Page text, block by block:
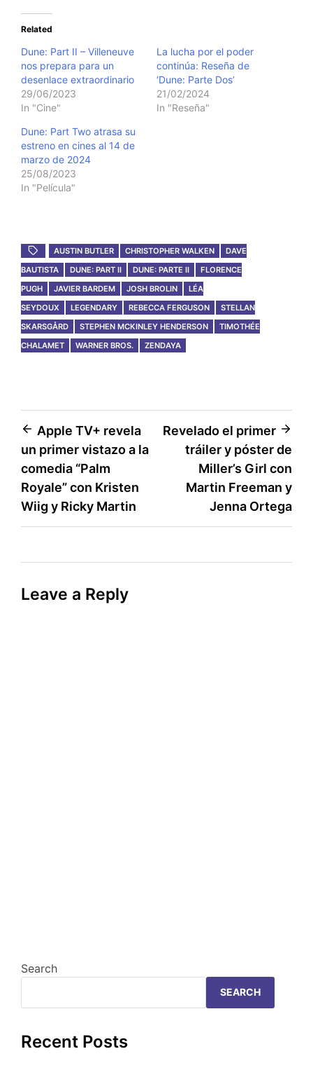
Related
Dune: Part II – Villeneuve
nos prepara para un
desenlace extraordinario
29/06/2023
In "Cine"
La lucha por el poder
continúa: Reseña de
‘Dune: Parte Dos’
21/02/2024
In "Reseña"
Dune: Part Two atrasa su
estreno en cines al 14 de
marzo de 2024
25/08/2023
In "Película"
AUSTIN BUTLER CHRISTOPHER WALKEN
DAVE
BAUTISTA
DUNE: PART II DUNE: PARTE II
FLORENCE
PUGH
JAVIER BARDEM JOSH BROLIN
LÉA
SEYDOUX
LEGENDARY REBECCA FERGUSON
STELLAN
SKARSGÅRD
STEPHEN MCKINLEY HENDERSON
TIMOTHÉE
CHALAMET
WARNER BROS. ZENDAYA
Post
navigation
Apple TV+ revela
un primer vistazo a la
comedia “Palm
Royale” con Kristen
Wiig y Ricky Martin
Revelado el primer
tráiler y póster de
Miller’s Girl con
Martin Freeman y
Jenna Ortega
Leave a Reply
Search
SEARCH
Recent Posts